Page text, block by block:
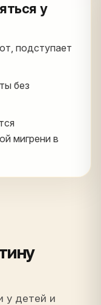
у
подступает
без
мигрени в
у детей и